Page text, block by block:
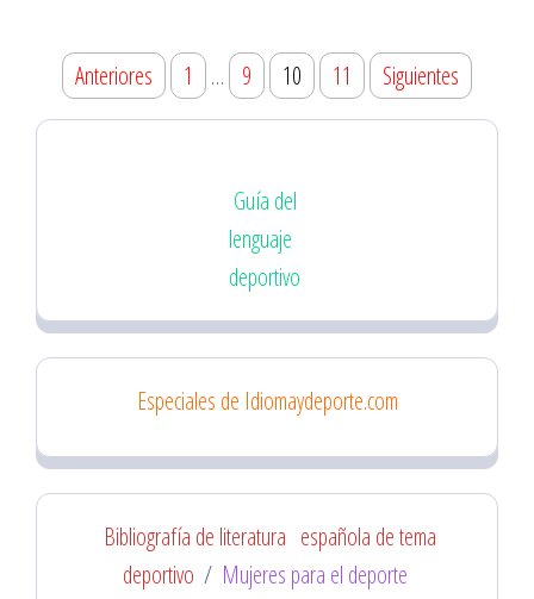
Paginación
de
Anteriores 1 … 9 10 11 Siguientes
Guía del
lenguaje
deportivo
Especiales de Idiomaydeporte.com
Bibliografía de literatura española de tema
deportivo / Mujeres para el deporte